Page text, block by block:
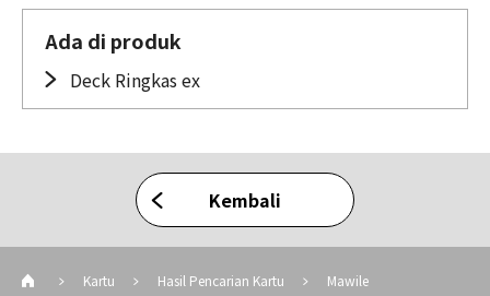
Ada di produk
Deck Ringkas ex
Kembali
Kartu Hasil Pencarian Kartu Mawile